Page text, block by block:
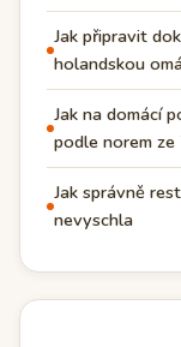
Jak připravit
holandskou
Jak na domácí
podle norem
Jak správně
nevyschla